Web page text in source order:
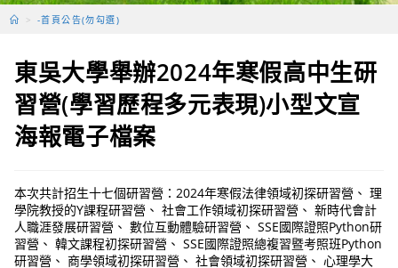
> -首頁公告(勿勾選)
東吳大學舉辦2024年寒假高中生研
習營(學習歷程多元表現)小型文宣
海報電子檔案
本次共計招生十七個研習營：2024年寒假法律領域初探研習營、 理
學院教授的Y課程研習營、 社會工作領域初探研習營、 新時代會計
人職涯發展研習營、 數位互動體驗研習營、 SSE國際證照Python研
習營、 韓文課程初探研習營、 SSE國際證照總複習暨考照班Python
研習營、 商學領域初探研習營、 社會領域初探研習營、 心理學大